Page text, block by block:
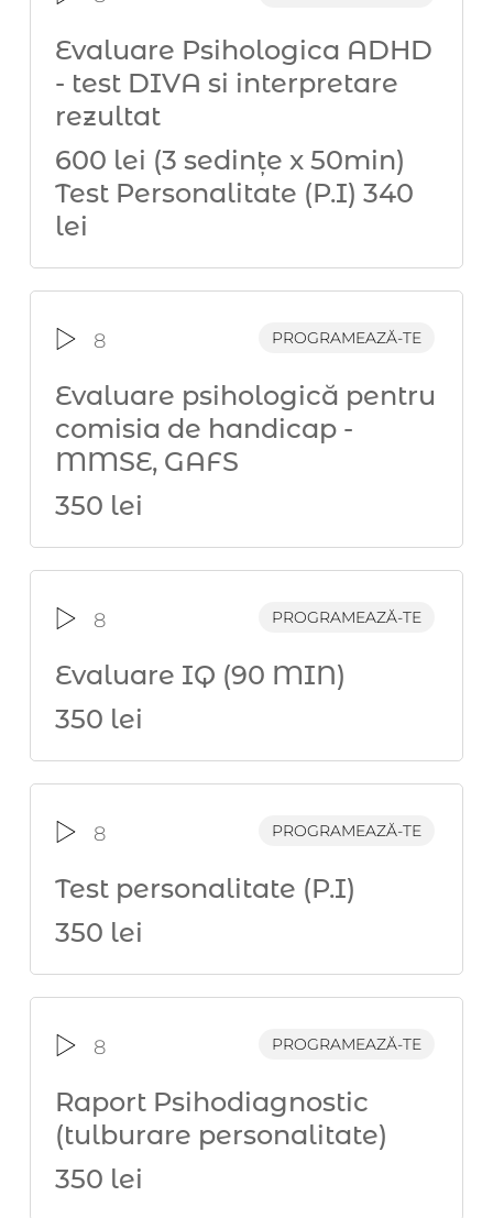
Evaluare Psihologica ADHD
- test DIVA si interpretare
rezultat
600 lei (3 sedințe x 50min)
Test Personalitate (P.I) 340
lei
8
Evaluare psihologică pentru
comisia de handicap -
MMSE, GAFS
350 lei
PROGRAMEAZĂ-TE
8
Evaluare IQ (90 MIN)
350 lei
PROGRAMEAZĂ-TE
8
Test personalitate (P.I)
350 lei
PROGRAMEAZĂ-TE
8
Raport Psihodiagnostic
(tulburare personalitate)
350 lei
PROGRAMEAZĂ-TE